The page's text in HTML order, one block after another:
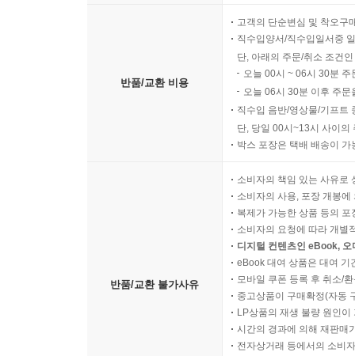
반품/교환 비용
고객의 단순변심 및 착오구
직수입양서/직수입일서중
단, 아래의 주문/취소 조건
오늘 00시 ~ 06시 30분
오늘 06시 30분 이후 주
직수입 음반/영상물/기프트
단, 당일 00시~13시 사이의
박스 포장은 택배 배송이
반품/교환 불가사유
소비자의 책임 있는 사유로
소비자의 사용, 포장 개봉
복제가 가능한 상품 등의
소비자의 요청에 따라 개별
디지털 컨텐츠인 eBook,
eBook 대여 상품은 대여 기
모바일 쿠폰 등록 후 취소/
중고상품이 구매확정(자동
LP상품의 재생 불량 원인
시간의 경과에 의해 재판매
전자상거래 등에서의 소비